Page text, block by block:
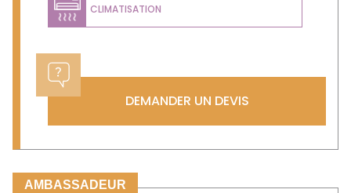
CLIMATISATION
DEMANDER UN DEVIS
AMBASSADEUR